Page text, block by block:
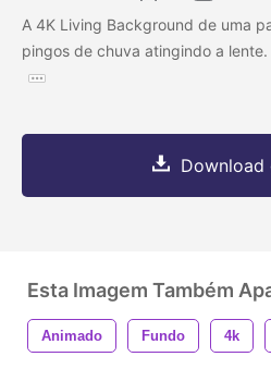
A 4K Living Background de uma
pingos de chuva atingindo a
Download
Esta Imagem Também
Animado Fundo 4k